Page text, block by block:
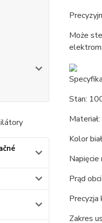
Może
Stan:
Kolor
Prąd
Zakres